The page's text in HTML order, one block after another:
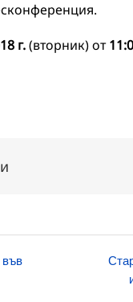
г.(вторник) от